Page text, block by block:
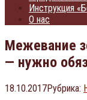
Инструкция
О нас
Межевание
— нужно
18.10.2017Рубрика: